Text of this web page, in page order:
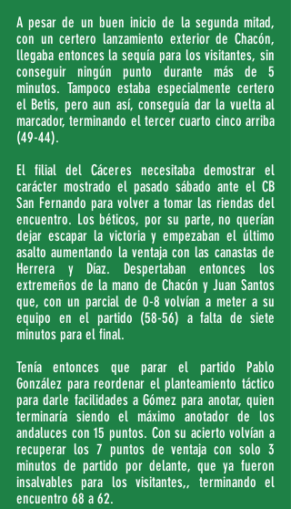
A pesar de un buen inicio de la segunda mitad,
con un certero lanzamiento exterior de Chacón,
llegaba entonces la sequía para los visitantes, sin
conseguir ningún punto durante más de 5
minutos. Tampoco estaba especialmente certero
el Betis, pero aun así, conseguía dar la vuelta al
marcador, terminando el tercer cuarto cinco arriba
(49-44).
El filial del Cáceres necesitaba demostrar el
carácter mostrado el pasado sábado ante el CB
San Fernando para volver a tomar las riendas del
encuentro. Los béticos, por su parte, no querían
dejar escapar la victoria y empezaban el último
asalto aumentando la ventaja con las canastas de
Herrera y Díaz. Despertaban entonces los
extremeños de la mano de Chacón y Juan Santos
que, con un parcial de 0-8 volvían a meter a su
equipo en el partido (58-56) a falta de siete
minutos para el final.
Tenía entonces que parar el partido Pablo
González para reordenar el planteamiento táctico
para darle facilidades a Gómez para anotar, quien
terminaría siendo el máximo anotador de los
andaluces con 15 puntos. Con su acierto volvían a
recuperar los 7 puntos de ventaja con solo 3
minutos de partido por delante, que ya fueron
insalvables para los visitantes,, terminando el
encuentro 68 a 62.